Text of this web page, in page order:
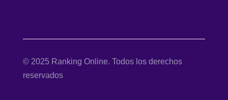
© 2025 Ranking Online. Todos los derechos
reservados